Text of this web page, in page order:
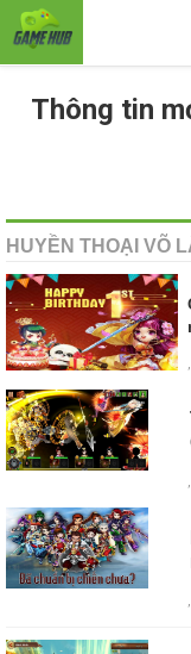
Thông tin
HUYỀN THOẠI VÕ